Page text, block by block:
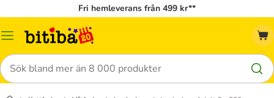
Fri hemleverans från 499 kr**
Meny
Sök